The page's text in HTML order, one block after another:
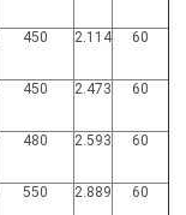
450 2.114 60
450 2.473 60
480 2.593 60
550 2.889 60